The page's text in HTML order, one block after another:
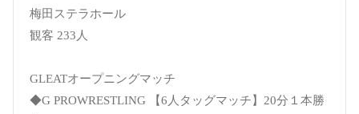
梅田ステラホール
観客 233人
GLEATオープニングマッチ
◆G PROWRESTLING 【6人タッグマッチ】20分１本勝